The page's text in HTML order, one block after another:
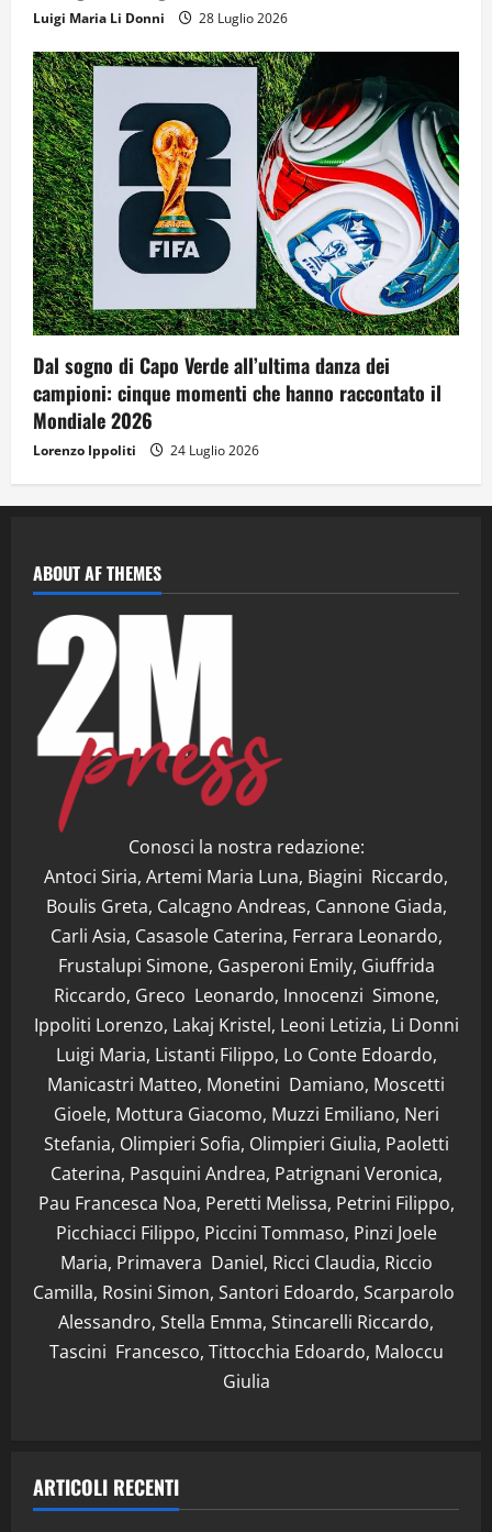
Luigi Maria Li Donni 28 Luglio 2026
Dal sogno di Capo Verde all’ultima danza dei
campioni: cinque momenti che hanno raccontato il
Mondiale 2026
Lorenzo Ippoliti 24 Luglio 2026
ABOUT AF THEMES
Conosci la nostra redazione:
Antoci Siria, Artemi Maria Luna, Biagini Riccardo,
Boulis Greta, Calcagno Andreas, Cannone Giada,
Carli Asia, Casasole Caterina, Ferrara Leonardo,
Frustalupi Simone, Gasperoni Emily, Giuffrida
Riccardo, Greco Leonardo, Innocenzi Simone,
Ippoliti Lorenzo, Lakaj Kristel, Leoni Letizia, Li Donni
Luigi Maria, Listanti Filippo, Lo Conte Edoardo,
Manicastri Matteo, Monetini Damiano, Moscetti
Gioele, Mottura Giacomo, Muzzi Emiliano, Neri
Stefania, Olimpieri Sofia, Olimpieri Giulia, Paoletti
Caterina, Pasquini Andrea, Patrignani Veronica,
Pau Francesca Noa, Peretti Melissa, Petrini Filippo,
Picchiacci Filippo, Piccini Tommaso, Pinzi Joele
Maria, Primavera Daniel, Ricci Claudia, Riccio
Camilla, Rosini Simon, Santori Edoardo, Scarparolo
Alessandro, Stella Emma, Stincarelli Riccardo,
Tascini Francesco, Tittocchia Edoardo, Maloccu
Giulia
ARTICOLI RECENTI